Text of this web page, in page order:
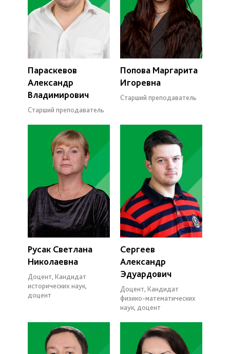
Параскевов
Александр
Владимирович
Старший преподаватель
Попова Маргарита
Игоревна
Старший преподаватель
Русак Светлана
Николаевна
Доцент, Кандидат
исторических наук,
доцент
Сергеев
Александр
Эдуардович
Доцент, Кандидат
физико-математических
наук, доцент